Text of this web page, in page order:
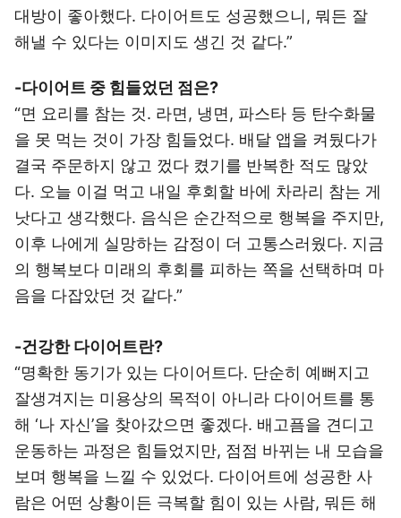
대방이 좋아했다. 다이어트도 성공했으니, 뭐든 잘
해낼 수 있다는 이미지도 생긴 것 같다.”
-다이어트 중 힘들었던 점은?
“면 요리를 참는 것. 라면, 냉면, 파스타 등 탄수화물
을 못 먹는 것이 가장 힘들었다. 배달 앱을 켜뒀다가
결국 주문하지 않고 껐다 켰기를 반복한 적도 많았
다. 오늘 이걸 먹고 내일 후회할 바에 차라리 참는 게
낫다고 생각했다. 음식은 순간적으로 행복을 주지만,
이후 나에게 실망하는 감정이 더 고통스러웠다. 지금
의 행복보다 미래의 후회를 피하는 쪽을 선택하며 마
음을 다잡았던 것 같다.”
-건강한 다이어트란?
“명확한 동기가 있는 다이어트다. 단순히 예뻐지고
잘생겨지는 미용상의 목적이 아니라 다이어트를 통
해 ‘나 자신’을 찾아갔으면 좋겠다. 배고픔을 견디고
운동하는 과정은 힘들었지만, 점점 바뀌는 내 모습을
보며 행복을 느낄 수 있었다. 다이어트에 성공한 사
람은 어떤 상황이든 극복할 힘이 있는 사람, 뭐든 해